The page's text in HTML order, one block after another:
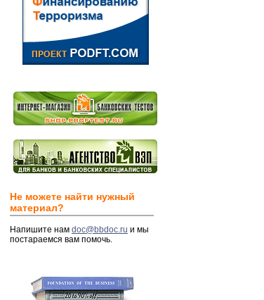
Не можете найти нужный
материал?
Напишите нам doc@bbdoc.ru и мы
постараемся вам помочь.